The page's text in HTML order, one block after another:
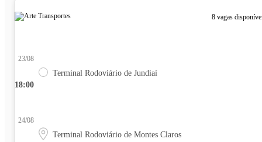
8 vagas
18:00
23/08
Terminal Rodoviário de Jundiaí
24/08
Terminal Rodoviário de Montes Claros